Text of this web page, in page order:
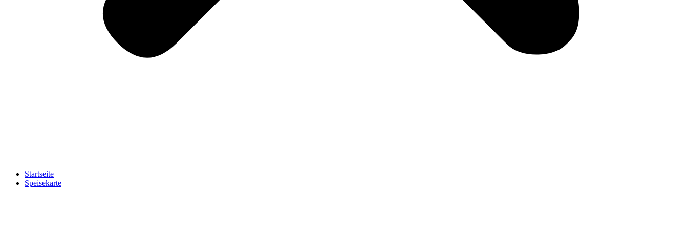
Startseite
Speisekarte